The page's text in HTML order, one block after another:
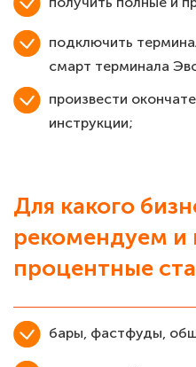
подключить
смарт терминала
произвести
инструкции;
Для какого
рекомендуем и
процентные
бары, фастфуды,